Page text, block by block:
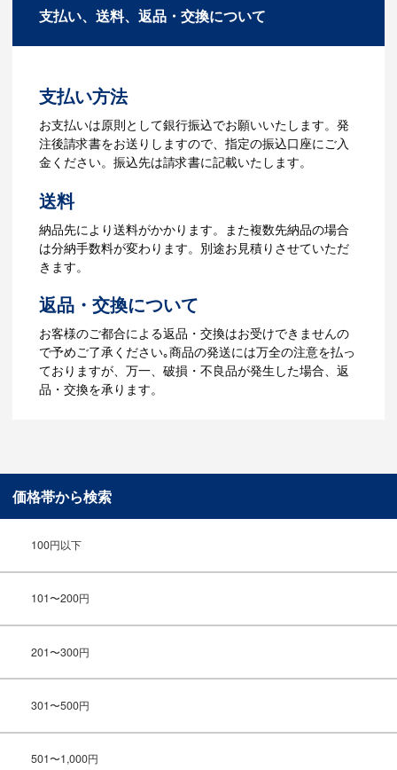
タマイズが可能です。お気軽にご相談く
お見積を弊社からお出しします。
3.発注・データ入稿
ら、ご注文書をお送りします。
【名入れをする場合】名入れに必要なデ
ータをご入稿頂き、名入れイメージをデ
ータでご確認いただきます。
4.納品
【名入れをする場合】データのご入稿後
３週間程度で納品となります。
【名入れなしの場合】在庫がある場合、3
～5営業日程度で納品となります。
ご利用ガイドをもっとみる
支払い、送料、返品・交換について
支払い方法
お支払いは原則として銀行振込でお願いいたします。発
注後請求書をお送りしますので、指定の振込口座にご入
金ください。振込先は請求書に記載いたします。
送料
納品先により送料がかかります。また複数先納品の場合
は分納手数料が変わります。別途お見積りさせていただ
きます。
返品・交換について
お客様のご都合による返品・交換はお受けできませんの
で予めご了承ください｡商品の発送には万全の注意を払っ
ておりますが、万一、破損・不良品が発生した場合、返
品・交換を承ります。
価格帯から検索
100円以下
101〜200円
201〜300円
301〜500円
501〜1,000円